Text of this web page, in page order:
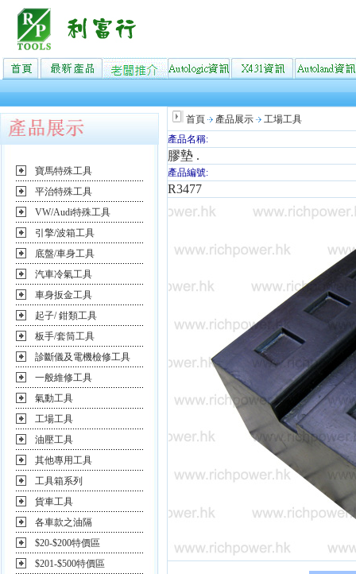
寶馬特殊工具
平治特殊工具
VW/Audi特殊工具
引擎/波箱工具
底盤/車身工具
汽車冷氣工具
車身扳金工具
起子/ 鉗類工具
板手/套筒工具
診斷儀及電機檢修工具
一般維修工具
氣動工具
工場工具
油壓工具
其他專用工具
工具箱系列
貨車工具
各車款之油隔
$20-$200特價區
$201-$500特價區
首頁 產品展示
工場工具
產品名稱:
膠墊 .
產品編號:
R3477